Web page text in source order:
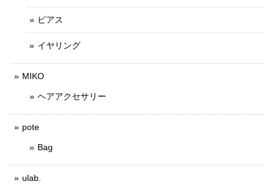
ピアス
イヤリング
MIKO
ヘアアクセサリー
pote
Bag
ulab.